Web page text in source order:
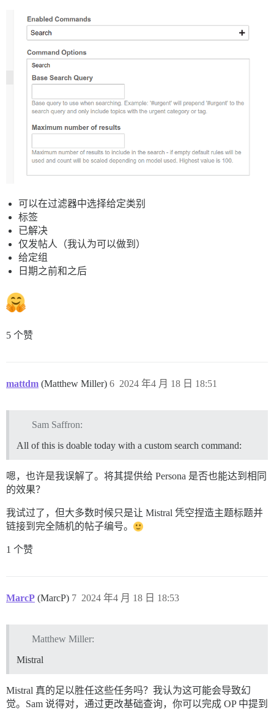
可以在过滤器中选择给定类别
标签
已解决
仅发帖人（我认为可以做到）
给定组
日期之前和之后
5 个赞
mattdm (Matthew Miller) 2024 年4 月 18 日 18:51
6
Sam Saffron:
All of this is doable today with a custom search command:
嗯，也许是我误解了。将其提供给 Persona 是否也能达到相同
的效果？
我试过了，但大多数时候只是让 Mistral 凭空捏造主题标题并
链接到完全随机的帖子编号。
1 个赞
MarcP (MarcP) 2024 年4 月 18 日 18:53
7
Matthew Miller:
Mistral
Mistral 真的足以胜任这些任务吗？我认为这可能会导致幻
觉。Sam 说得对，通过更改基础查询，你可以完成 OP 中提到